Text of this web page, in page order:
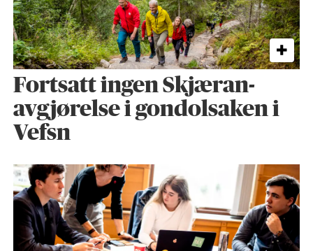
Fortsatt ingen Skjæran-
avgjørelse i gondolsaken i
Vefsn